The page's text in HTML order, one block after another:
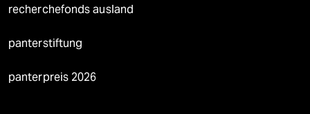
recherchefonds ausland
panterstiftung
panterpreis 2026